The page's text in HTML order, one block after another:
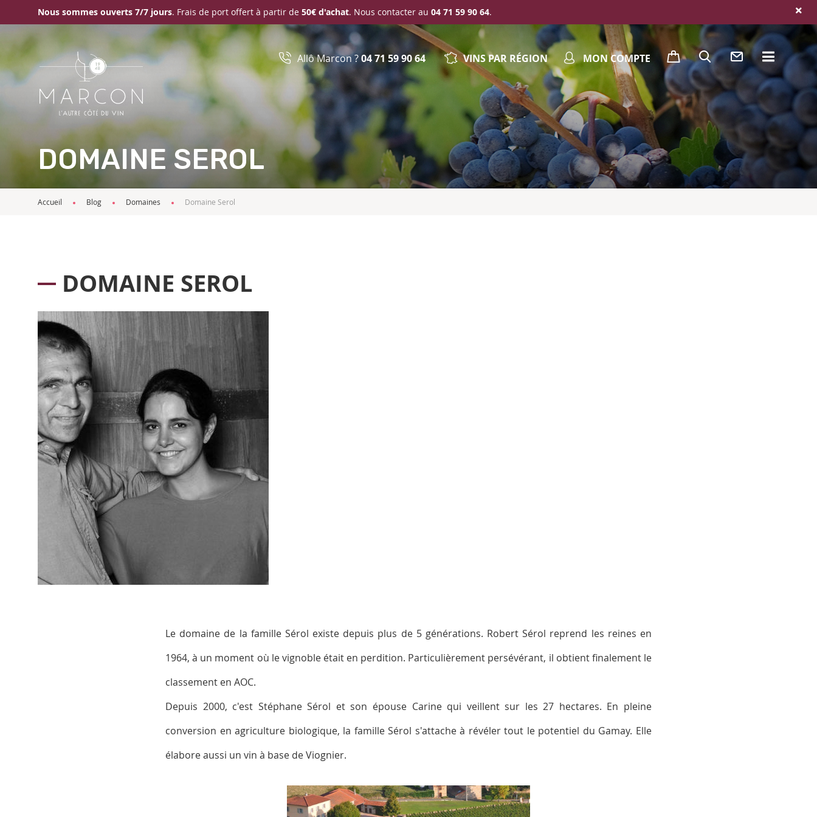
Nous sommes ouverts 7/7 jours. Frais de port offert à partir de 50€ d'achat. Nous contacter au 04 71 59 90 64.
MON COMPTE
Allô Marcon ?04 71 59 90 64 VINS PAR RÉGION
DOMAINE SEROL
Accueil Blog Domaines Domaine Serol
DOMAINE SEROL
Le domaine de la famille Sérol existe depuis plus de 5 générations. Robert Sérol reprend les reines en
1964, à un moment où le vignoble était en perdition. Particulièrement persévérant, il obtient finalement le
classement en AOC.
Depuis 2000, c'est Stéphane Sérol et son épouse Carine qui veillent sur les 27 hectares. En pleine
conversion en agriculture biologique, la famille Sérol s'attache à révéler tout le potentiel du Gamay. Elle
élabore aussi un vin à base de Viognier.